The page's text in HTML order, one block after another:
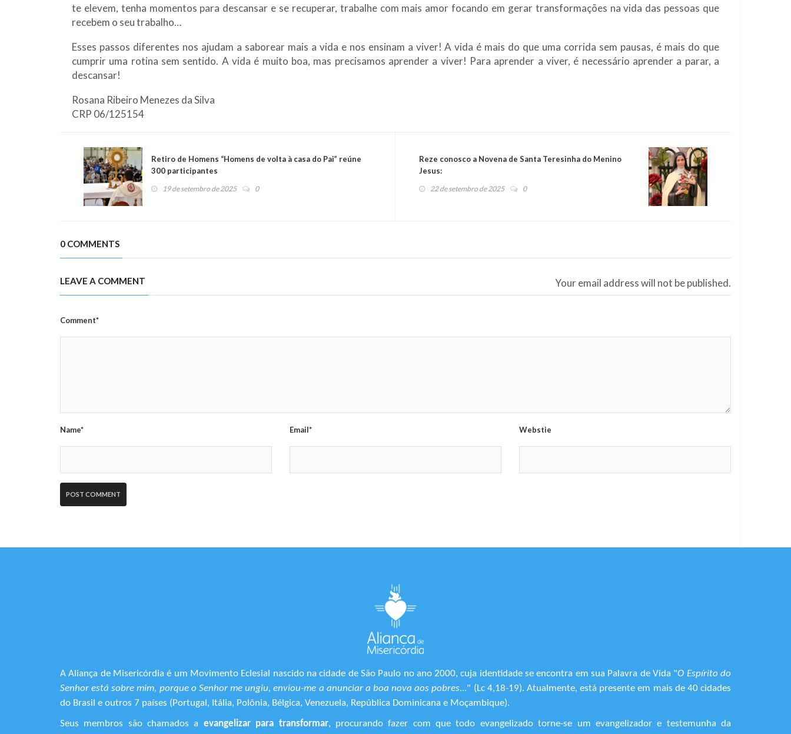
te elevem, tenha momentos para descansar e se recuperar, trabalhe com mais amor focando em gerar transformações na vida das pessoas que
recebem o seu trabalho…
Esses passos diferentes nos ajudam a saborear mais a vida e nos ensinam a viver! A vida é mais do que uma corrida sem pausas, é mais do que
cumprir uma rotina sem sentido. A vida é muito boa, mas precisamos aprender a viver! Para aprender a viver, é necessário aprender a parar, a
descansar!
Rosana Ribeiro Menezes da Silva
CRP 06/125154
Retiro de Homens “Homens de volta à casa do Pai” reúne
300 participantes
19 de setembro de 2025 0
Reze conosco a Novena de Santa Teresinha do Menino
Jesus:
22 de setembro de 2025 0
0 COMMENTS
LEAVE A COMMENT Your email address will not be published.
Comment*
Name* Email* Webstie
A Aliança de Misericórdia é um Movimento Eclesial nascido na cidade de São Paulo no ano 2000, cuja identidade se encontra em sua Palavra de Vida "O Espírito do
Senhor está sobre mim, porque o Senhor me ungiu, enviou-me a anunciar a boa nova aos pobres..." (Lc 4,18-19). Atualmente, está presente em mais de 40 cidades
do Brasil e outros 7 países (Portugal, Itália, Polônia, Bélgica, Venezuela, República Dominicana e Moçambique).
Seus membros são chamados a evangelizar para transformar, procurando fazer com que todo evangelizado torne-se um evangelizador e testemunha da